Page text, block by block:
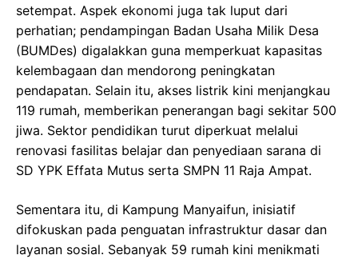
setempat. Aspek ekonomi juga tak luput dari
perhatian; pendampingan Badan Usaha Milik Desa
(BUMDes) digalakkan guna memperkuat kapasitas
kelembagaan dan mendorong peningkatan
pendapatan. Selain itu, akses listrik kini menjangkau
119 rumah, memberikan penerangan bagi sekitar 500
jiwa. Sektor pendidikan turut diperkuat melalui
renovasi fasilitas belajar dan penyediaan sarana di
SD YPK Effata Mutus serta SMPN 11 Raja Ampat.
Sementara itu, di Kampung Manyaifun, inisiatif
difokuskan pada penguatan infrastruktur dasar dan
layanan sosial. Sebanyak 59 rumah kini menikmati